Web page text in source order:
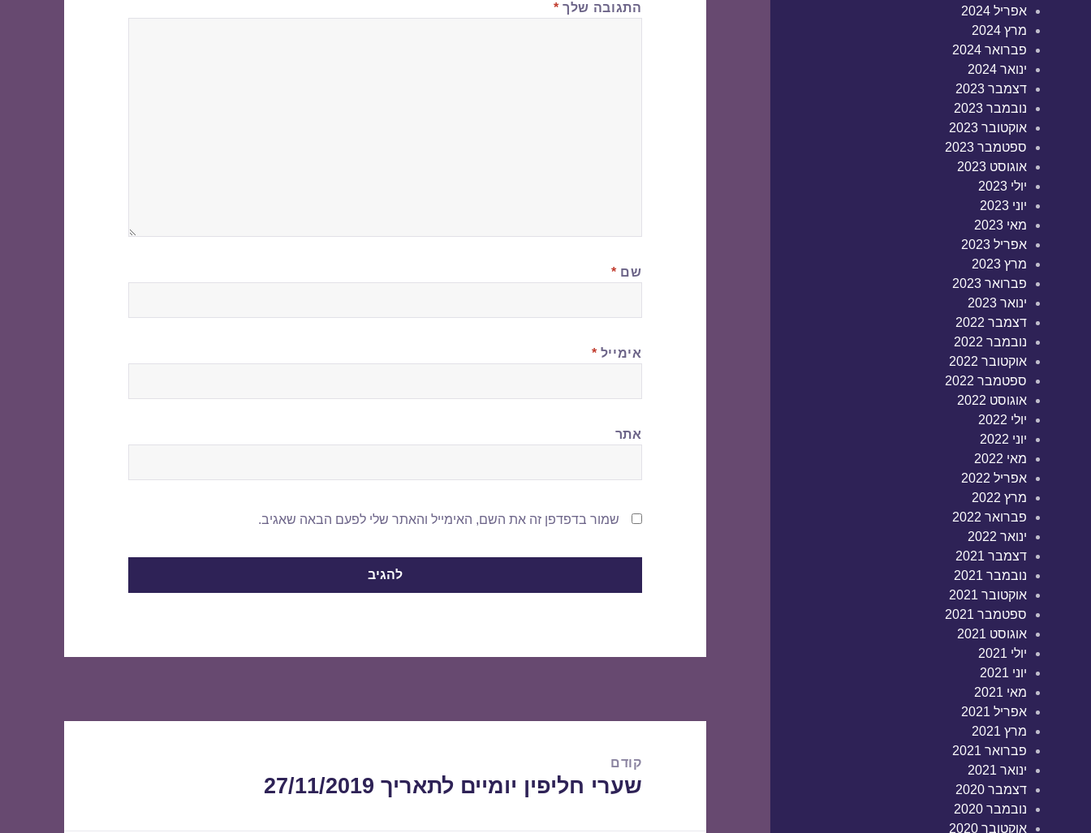
אפריל 2024
מרץ 2024
פברואר 2024
ינואר 2024
דצמבר 2023
נובמבר 2023
אוקטובר 2023
ספטמבר 2023
אוגוסט 2023
יולי 2023
יוני 2023
מאי 2023
אפריל 2023
מרץ 2023
פברואר 2023
ינואר 2023
דצמבר 2022
נובמבר 2022
אוקטובר 2022
ספטמבר 2022
אוגוסט 2022
יולי 2022
יוני 2022
מאי 2022
אפריל 2022
מרץ 2022
פברואר 2022
ינואר 2022
דצמבר 2021
נובמבר 2021
אוקטובר 2021
ספטמבר 2021
אוגוסט 2021
יולי 2021
יוני 2021
מאי 2021
אפריל 2021
מרץ 2021
פברואר 2021
ינואר 2021
דצמבר 2020
נובמבר 2020
אוקטובר 2020
התגובה שלך *
שם *
אימייל *
אתר
שמור בדפדפן זה את השם, האימייל והאתר שלי לפעם הבאה שאגיב.
קודם
הפוסט
שערי חליפין יומיים לתאריך 27/11/2019